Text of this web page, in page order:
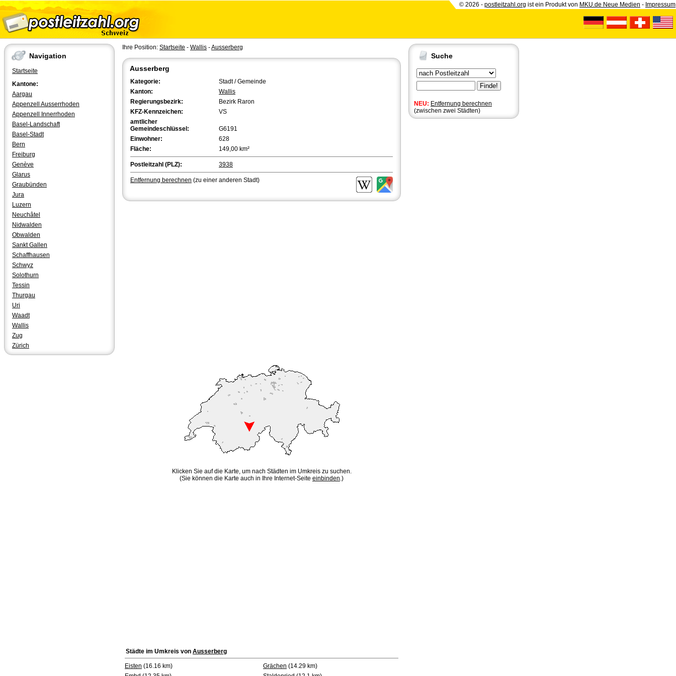
© 2026 - postleitzahl.org ist ein Produkt von MKU.de Neue Medien - Impressum
Navigation
Startseite
Kantone:
Aargau
Appenzell Ausserrhoden
Appenzell Innerrhoden
Basel-Landschaft
Basel-Stadt
Bern
Freiburg
Genève
Glarus
Graubünden
Jura
Luzern
Neuchâtel
Nidwalden
Obwalden
Sankt Gallen
Schaffhausen
Schwyz
Solothurn
Tessin
Thurgau
Uri
Waadt
Wallis
Zug
Zürich
Suche
NEU: Entfernung berechnen
(zwischen zwei Städten)
Ihre Position: Startseite - Wallis -Ausserberg
Ausserberg
Kategorie:
Stadt / Gemeinde
Kanton:
Wallis
Regierungsbezirk:
Bezirk Raron
KFZ-Kennzeichen:
VS
amtlicher
Gemeindeschlüssel:
G6191
Einwohner:
628
Fläche:
149,00 km²
Postleitzahl (PLZ): 3938
Entfernung berechnen (zu einer anderen Stadt)
Klicken Sie auf die Karte, um nach Städten im Umkreis zu suchen.
(Sie können die Karte auch in Ihre Internet-Seite einbinden.)
Städte im Umkreis von Ausserberg
Eisten (16.16 km) Grächen (14.29 km)